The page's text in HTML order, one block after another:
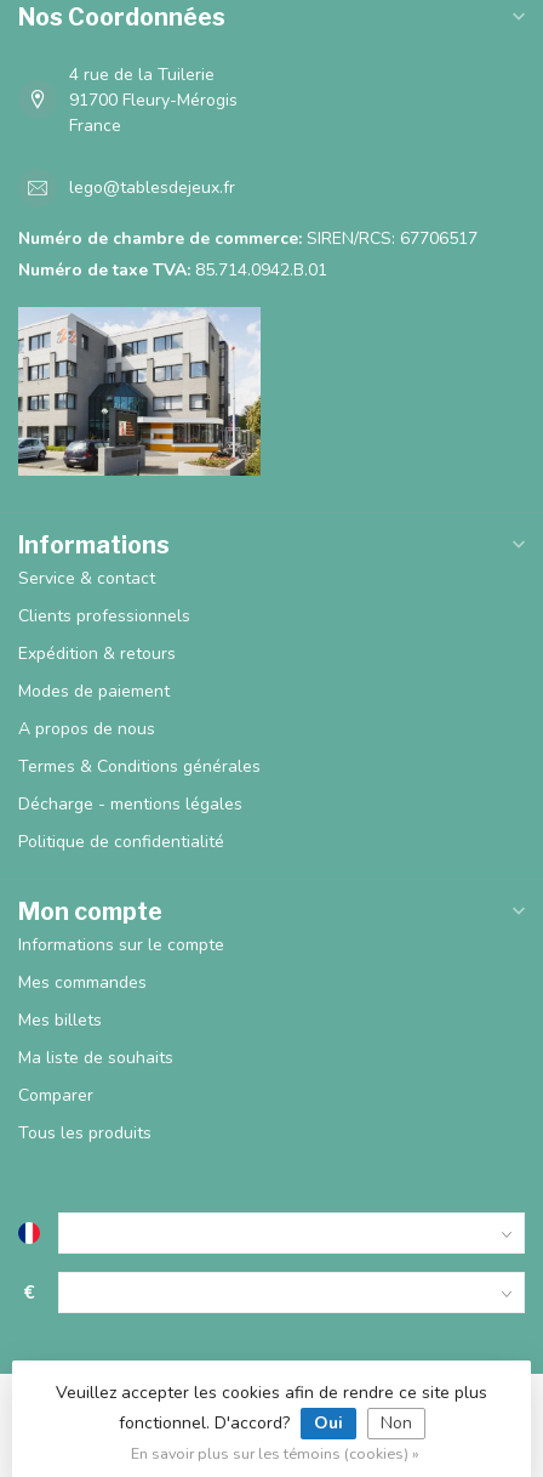
Nos Coordonnées
4 rue de la Tuilerie
91700 Fleury-Mérogis
France
lego@tablesdejeux.fr
Numéro de chambre de commerce: SIREN/RCS: 67706517
Numéro de taxe TVA: 85.714.0942.B.01
Informations
Service & contact
Clients professionnels
Expédition & retours
Modes de paiement
A propos de nous
Termes & Conditions générales
Décharge - mentions légales
Politique de confidentialité
Mon compte
Informations sur le compte
Mes commandes
Mes billets
Ma liste de souhaits
Comparer
Tous les produits
€
© Copyright 2026 TablesDeJeux
Veuillez accepter les cookies afin de rendre ce site plus
fonctionnel. D'accord?
Oui Non
En savoir plus sur les témoins (cookies) »